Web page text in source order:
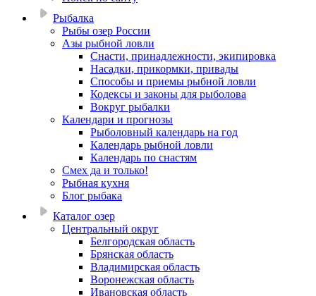
Рыбалка
Рыбы озер России
Азы рыбной ловли
Снасти, принадлежности, экипировка
Насадки, прикормки, привады
Способы и приемы рыбной ловли
Кодексы и законы для рыболова
Вокруг рыбалки
Календари и прогнозы
Рыболовный календарь на год
Календарь рыбной ловли
Календарь по снастям
Смех да и только!
Рыбная кухня
Блог рыбака
Каталог озер
Центральный округ
Белгородская область
Брянская область
Владимирская область
Воронежская область
Ивановская область